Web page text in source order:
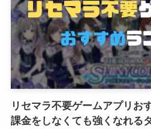
リセマラ不要ゲームアプリお
課金をしなくても強くなれる